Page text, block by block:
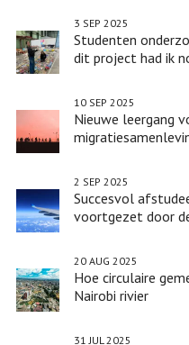
Studenten
dit project had ik
3 SEP 2025
Nieuwe leergang
10 SEP 2025
Succesvol
voortgezet door
2 SEP 2025
Hoe circulaire
Nairobi rivier
20 AUG 2025
31 JUL 2025